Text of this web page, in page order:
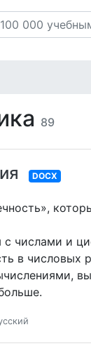
89
DOCX
числами и
в числовых